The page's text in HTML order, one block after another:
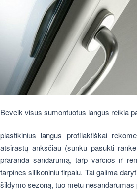
Beveik visus sumontuotus langus reikia
plastikinius langus profilaktiškai
atsirastų anksčiau (sunku pasukti
praranda sandarumą, tarp varčios ir
tarpines silikoniniu tirpalu. Tai galima
šildymo sezoną, tuo metu nesandarumas